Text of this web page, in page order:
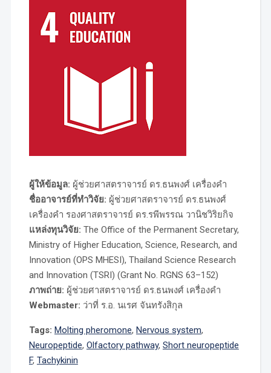
ผู้ให้ข้อมูล: ผู้ช่วยศาสตราจารย์ ดร.ธนพงศ์ เครื่องคำ
ชื่ออาจารย์ที่ทำวิจัย: ผู้ช่วยศาสตราจารย์ ดร.ธนพงศ์
เครื่องคำ รองศาสตราจารย์ ดร.รพีพรรณ วานิชวิริยกิจ
แหล่งทุนวิจัย: The Office of the Permanent Secretary,
Ministry of Higher Education, Science, Research, and
Innovation (OPS MHESI), Thailand Science Research
and Innovation (TSRI) (Grant No. RGNS 63–152)
ภาพถ่าย: ผู้ช่วยศาสตราจารย์ ดร.ธนพงศ์ เครื่องคำ
Webmaster: ว่าที่ ร.อ. นเรศ จันทรังสิกุล
Tags: Molting pheromone, Nervous system,
Neuropeptide, Olfactory pathway, Short neuropeptide
F, Tachykinin